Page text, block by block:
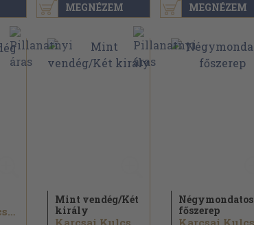
MEGNÉZEM MEGNÉZEM
Karcsai Kulcsár István
Mint vendég/Két
király
Karcsai Kulcsár István
Négymondatos
főszerep